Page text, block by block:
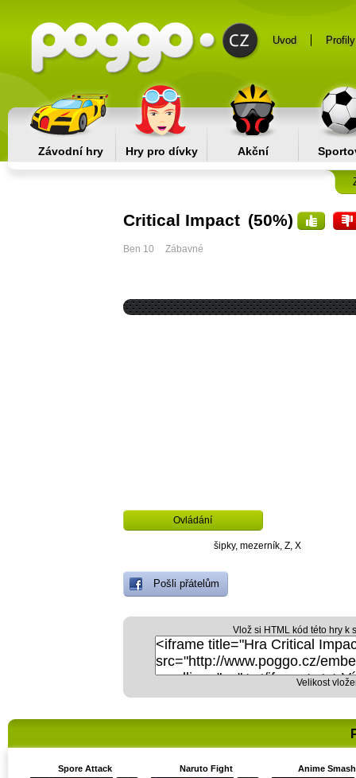
Uvod Profily
Závodní hry Hry pro dívky Akční
Critical Impact (50%)
Ben 10 Zábavné
Ovládání
šipky, mezerník, Z, X
Pošli přátelům
Vlož si HTML kód této hry k
Velikost
Spore Attack Naruto Fight Anime Smash